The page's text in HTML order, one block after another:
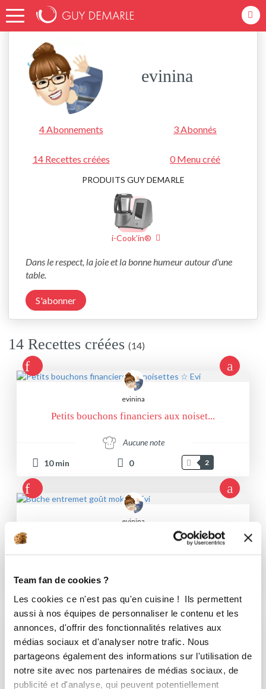
Team fan de cookies ?
Les cookies ce n'est pas qu'en cuisine ! Ils permettent
aussi à nos équipes de personnaliser le contenu et les
annonces, d'offrir des fonctionnalités relatives aux
médias sociaux et d'analyser notre trafic. Nous
partageons également des informations sur l'utilisation de
notre site avec nos partenaires de médias sociaux, de
publicité et d'analyse, qui peuvent potentiellement
Accueil evinina
evinina
4 Abonnements 3 Abonnés
14 Recettes créées 0 Menu créé
PRODUITS GUY DEMARLE
i-Cook’in®
Dans le respect, la joie et la bonne humeur autour d'une
table.
S'abonner
14 Recettes créées (14)
evinina
Petits bouchons financiers aux noiset...
Aucune note
10min 0 2
evinina
Bûche entremet goût moka ☆ Evi
1h
evinina
Caramel au beurre salé et à la fleur ...
Aucune note